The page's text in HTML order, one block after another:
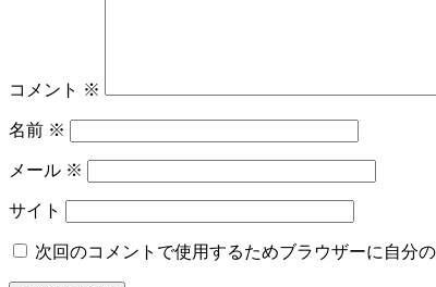
ン
コメント ※
名前 ※
メール ※
サイト
次回のコメントで使用するためブラウザーに自分